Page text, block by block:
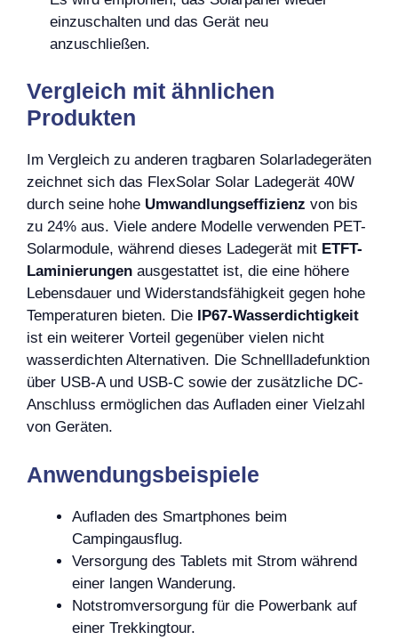
einzuschalten und das Gerät neu
anzuschließen.
Vergleich mit ähnlichen
Produkten
Im Vergleich zu anderen tragbaren Solarladegeräten
zeichnet sich das FlexSolar Solar Ladegerät 40W
durch seine hohe Umwandlungseffizienz von bis
zu 24% aus. Viele andere Modelle verwenden PET-
Solarmodule, während dieses Ladegerät mit ETFT-
Laminierungen ausgestattet ist, die eine höhere
Lebensdauer und Widerstandsfähigkeit gegen hohe
Temperaturen bieten. Die IP67-Wasserdichtigkeit
ist ein weiterer Vorteil gegenüber vielen nicht
wasserdichten Alternativen. Die Schnellladefunktion
über USB-A und USB-C sowie der zusätzliche DC-
Anschluss ermöglichen das Aufladen einer Vielzahl
von Geräten.
Anwendungsbeispiele
Aufladen des Smartphones beim
Campingausflug.
Versorgung des Tablets mit Strom während
einer langen Wanderung.
Notstromversorgung für die Powerbank auf
einer Trekkingtour.